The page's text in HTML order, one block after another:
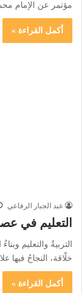
مؤتمر عن الإمام
أكمل القراءة »
عبد الجبار الرفاعي
التعليم في
التربيةُ والتعليم
خلّاقة، النجاحُ فيها
أكمل القراءة »